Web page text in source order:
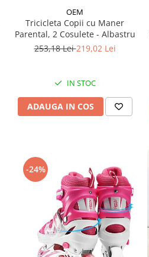
OEM
Tricicleta Copii cu Maner
Parental, 2 Cosulete - Albastru
253,18 Lei219,02 Lei
IN STOC
ADAUGA IN COS
-24%